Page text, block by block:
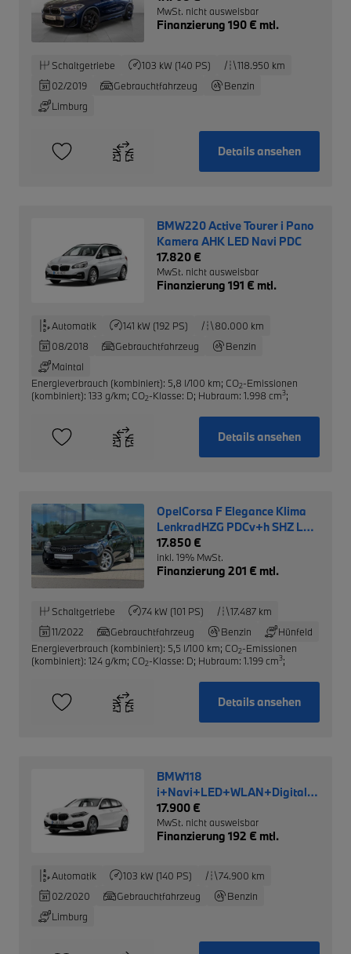
MwSt. nicht ausweisbar
Finanzierung 190 € mtl.
Schaltgetriebe 103 kW (140 PS)
118.950 km
02/2019
Gebrauchtfahrzeug
Benzin
Limburg
Details ansehen
BMW220 Active Tourer i Pano
Kamera AHK LED Navi PDC
17.820 €
MwSt. nicht ausweisbar
Finanzierung 191 € mtl.
Automatik 141 kW (192 PS)
80.000 km
08/2018
Gebrauchtfahrzeug
Benzin
Maintal
Energieverbrauch (kombiniert): 5,8 l/100 km; CO2-Emissionen
(kombiniert): 133 g/km; CO2-Klasse: D; Hubraum: 1.998 cm3;
Details ansehen
OpelCorsa F Elegance Klima
LenkradHZG PDCv+h SHZ LED
ALU
17.850 €
inkl. 19% MwSt.
Finanzierung 201 € mtl.
Schaltgetriebe 74 kW (101 PS)
17.487 km
11/2022
Gebrauchtfahrzeug Benzin
Hünfeld
Energieverbrauch (kombiniert): 5,5 l/100 km; CO2-Emissionen
(kombiniert): 124 g/km; CO2-Klasse: D; Hubraum: 1.199 cm3;
Details ansehen
BMW118
i+Navi+LED+WLAN+Digitales
Cockpit+SHZ+PDCv+h
17.900 €
MwSt. nicht ausweisbar
Finanzierung 192 € mtl.
Automatik 103 kW (140 PS)
74.900 km
02/2020
Gebrauchtfahrzeug
Benzin
Limburg